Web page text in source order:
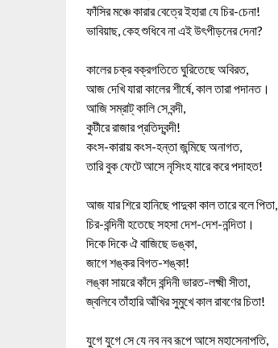
ফাঁসির মঞ্চে কারার বেত্রে ইহারা যে চির-চেনা!
ভাবিয়াছ, কেহ শুধিবে না এই উৎপীড়নের দেনা?
কালের চক্র বক্রগতিতে ঘুরিতেছে অবিরত,
আজ দেখি যারা কালের শীর্ষে, কাল তারা পদানত।
আজি সম্রাট্‌ কালি সে বন্দী,
কুটীরে রাজার প্রতিদ্বন্দী!
কংস-কারায় কংস-হন্তা জন্মিছে অনাগত,
তারি বুক ফেটে আসে নৃসিংহ যারে করে পদাহত!
আজ যার শিরে হানিছে পাদুকা কাল তারে বলে পিতা,
চির-বন্দিনী হতেছে সহসা দেশ-দেশ-নন্দিতা।
দিকে দিকে ঐ বাজিছে ডঙ্কা,
জাগে শঙ্কর বিগত-শঙ্কা!
লঙ্কা সায়রে কাঁদে বন্দিনী ভারত-লক্ষ্মী সীতা,
জ্বলিবে তাঁহারি আঁখির সুমুখে কাল রাবণের চিতা!
যুগে যুগে সে যে নব নব রূপে আসে মহাসেনাপতি,